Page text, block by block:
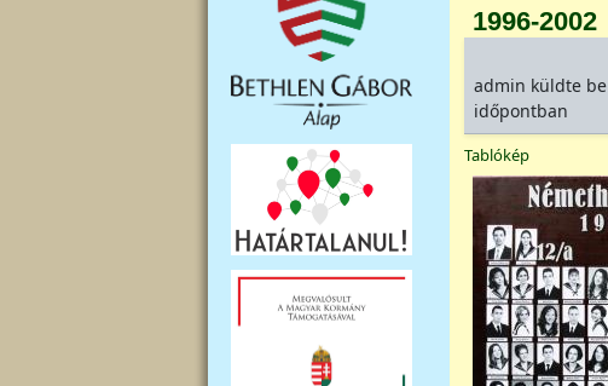
1996-2002
admin küldte be
időpontban
Tablókép